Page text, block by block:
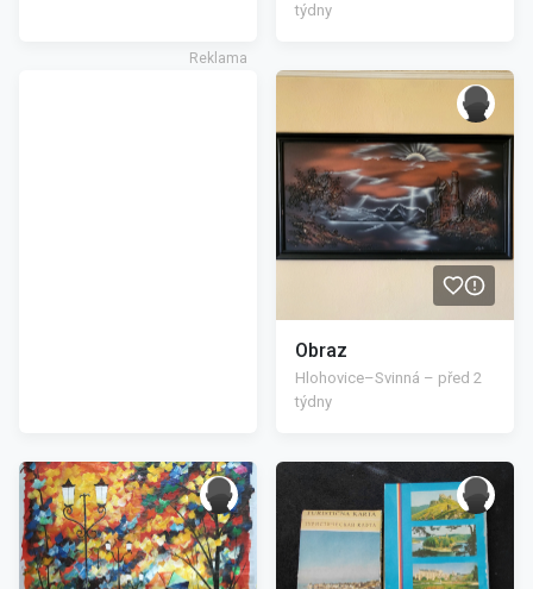
týdny
/>
Obraz
Hlohovice–Svinná – před 2
týdny
/> />